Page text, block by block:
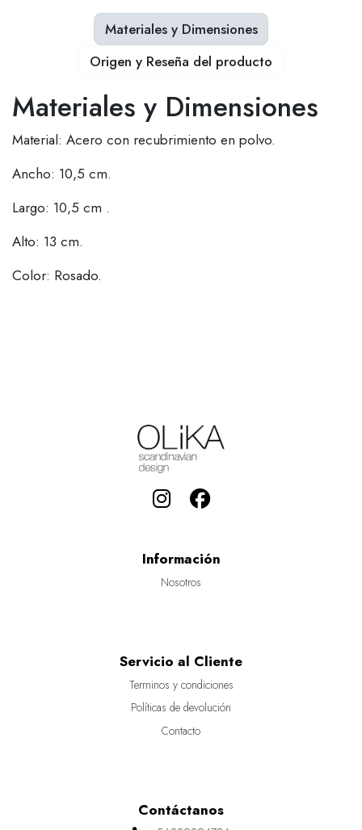
Materiales y Dimensiones
Material: Acero con recubrimiento en polvo.
Ancho: 10,5 cm.
Largo: 10,5 cm .
Alto: 13 cm.
Color: Rosado.
Materiales y Dimensiones
Origen y Reseña del producto
Información
Nosotros
Servicio al Cliente
Terminos y condiciones
Políticas de devolución
Contacto
Contáctanos